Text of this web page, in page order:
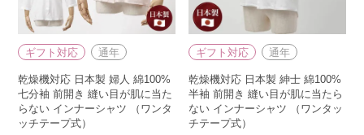
ギフト対応 通年
乾燥機対応 日本製 婦人 綿100%
七分袖 前開き 縫い目が肌に当た
らない インナーシャツ （ワンタ
ッチテープ式）
ギフト対応 通年
乾燥機対応 日本製 紳士 綿100%
半袖 前開き 縫い目が肌に当たら
ない インナーシャツ （ワンタッ
チテープ式）